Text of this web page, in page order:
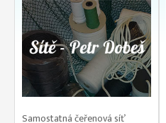
Samostatná čeřenová síť